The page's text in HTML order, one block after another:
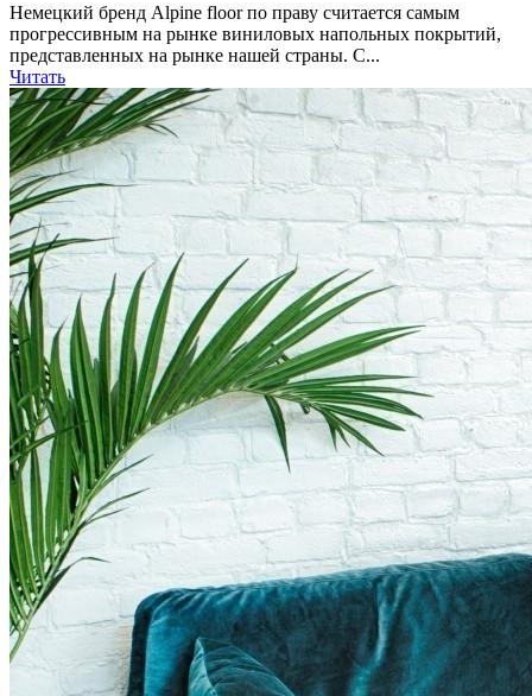
Немецкий бренд Alpine floor по праву считается самым
прогрессивным на рынке виниловых напольных покрытий,
представленных на рынке нашей страны. С...
Читать